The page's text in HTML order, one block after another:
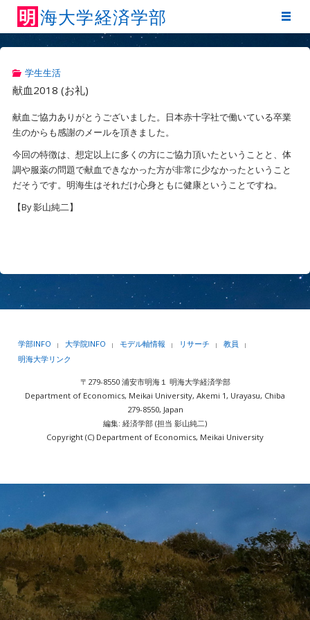
明 海大学経済学部
学生生活
献血2018 (お礼)
献血ご協力ありがとうございました。日本赤十字社で働いている卒業
生のからも感謝のメールを頂きました。
今回の特徴は、想定以上に多くの方にご協力頂いたということと、体
調や服薬の問題で献血できなかった方が非常に少なかったということ
だそうです。明海生はそれだけ心身ともに健康ということですね。
【By 影山純二】
学部INFO | 大学院INFO | モデル軸情報 | リサーチ | 教員 |
明海大学リンク
〒279-8550 浦安市明海１ 明海大学経済学部
Department of Economics, Meikai University, Akemi 1, Urayasu, Chiba
279-8550, Japan
編集: 経済学部 (担当 影山純二)
Copyright (C) Department of Economics, Meikai University